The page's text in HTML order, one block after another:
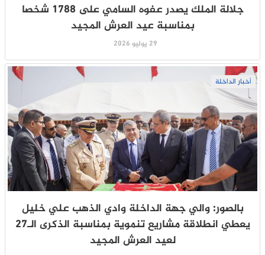
جلالة الملك يصدر عفوه السامي على 1788 شخصا
بمناسبة عيد العرش المجيد
29 يوليو 2026
أخبار الداخلة
بالصور: والي جهة الداخلة وادي الذهب علي خليل
يعطي انطلاقة مشاريع تنموية بمناسبة الذكرى الـ27
لعيد العرش المجيد